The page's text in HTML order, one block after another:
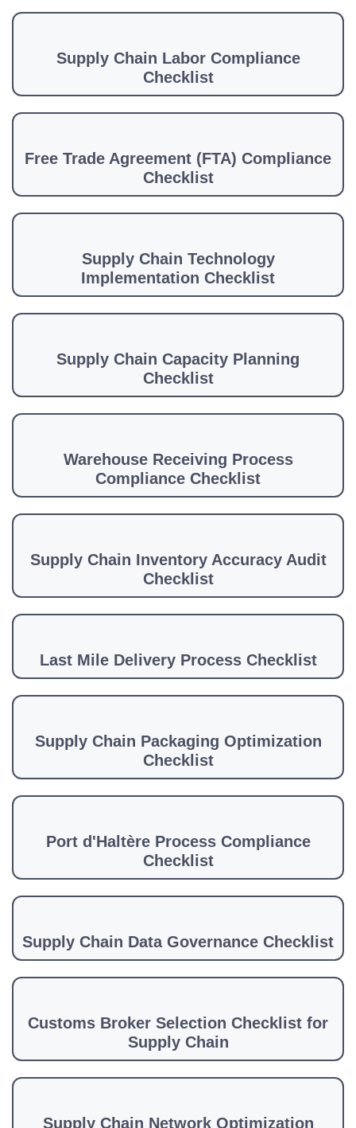
Supply Chain Labor Compliance
Checklist
Free Trade Agreement (FTA) Compliance
Checklist
Supply Chain Technology
Implementation Checklist
Supply Chain Capacity Planning
Checklist
Warehouse Receiving Process
Compliance Checklist
Supply Chain Inventory Accuracy Audit
Checklist
Last Mile Delivery Process Checklist
Supply Chain Packaging Optimization
Checklist
Port d'Haltère Process Compliance
Checklist
Supply Chain Data Governance Checklist
Customs Broker Selection Checklist for
Supply Chain
Supply Chain Network Optimization